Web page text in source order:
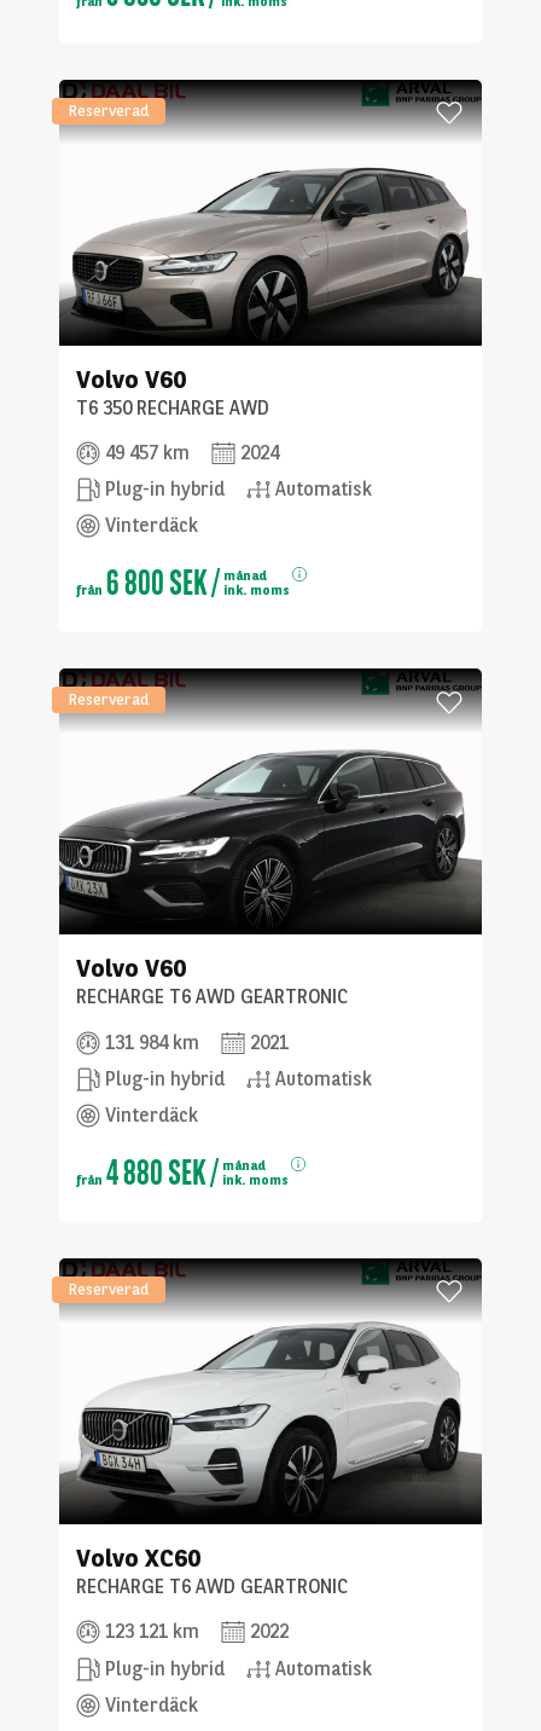
Reserverad
Volvo V60
T6 350 RECHARGE AWD
49 457 km
2024
Plug-in hybrid
Automatisk
Vinterdäck
från 6 800 SEK/ månad
ink. moms
Reserverad
Volvo V60
RECHARGE T6 AWD GEARTRONIC
131 984 km
2021
Plug-in hybrid
Automatisk
Vinterdäck
från 4 880 SEK/ månad
ink. moms
Reserverad
Volvo XC60
RECHARGE T6 AWD GEARTRONIC
123 121 km
2022
Plug-in hybrid
Automatisk
Vinterdäck